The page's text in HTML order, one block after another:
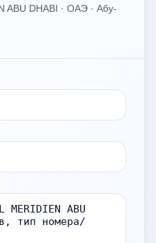
ABU DHABI · ОАЭ · Абу-